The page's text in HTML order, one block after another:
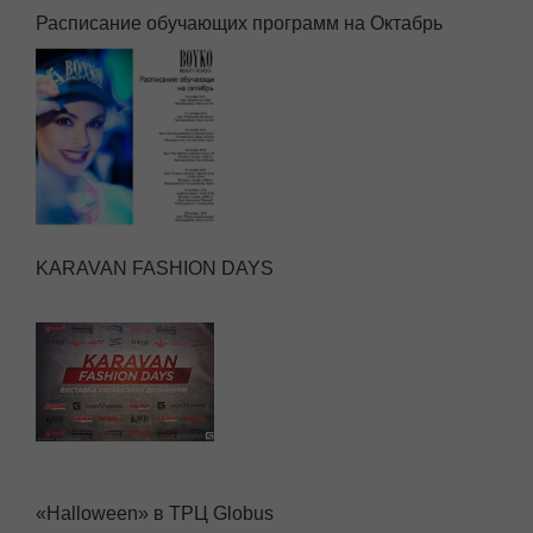
Расписание обучающих программ на Октабрь
KARAVAN FASHION DAYS
«Halloween» в ТРЦ Globus